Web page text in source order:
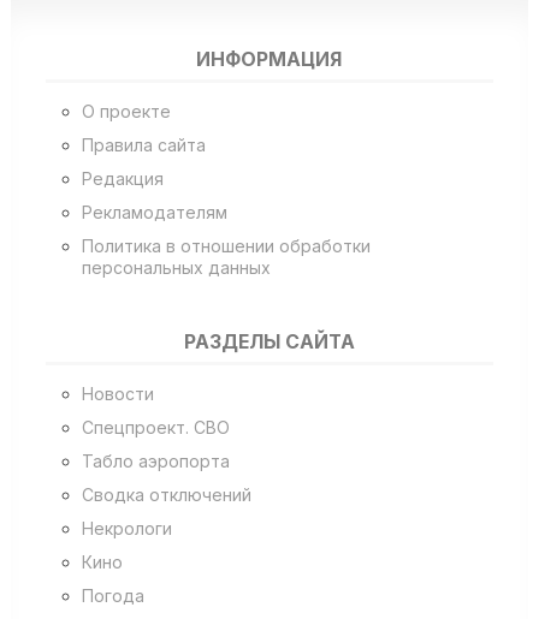
ИНФОРМАЦИЯ
О проекте
Правила сайта
Редакция
Рекламодателям
Политика в отношении обработки
персональных данных
РАЗДЕЛЫ САЙТА
Новости
Спецпроект. СВО
Табло аэропорта
Сводка отключений
Некрологи
Кино
Погода